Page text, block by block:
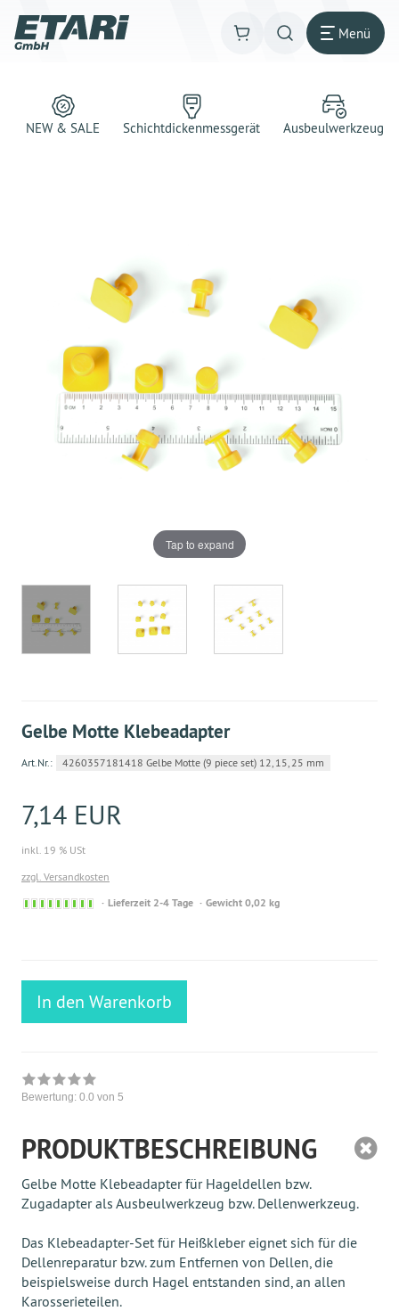
Menü
NEW & SALE Schichtdickenmessgerät Ausbeulwerkzeug
Tap to expand
Gelbe Motte Klebeadapter
Art.Nr.: 4260357181418 Gelbe Motte (9 piece set) 12, 15, 25 mm
7,14 EUR
inkl. 19 % USt
zzgl. Versandkosten
Sofort
Lieferzeit 2-4 Tage Gewicht 0,02 kg
In den Warenkorb
Bewertung: 0.0 von 5
PRODUKTBESCHREIBUNG
Gelbe Motte Klebeadapter für Hageldellen bzw.
Zugadapter als Ausbeulwerkzeug bzw. Dellenwerkzeug.
Das Klebeadapter-Set für Heißkleber eignet sich für die
Dellenreparatur bzw. zum Entfernen von Dellen, die
beispielsweise durch Hagel entstanden sind, an allen
Karosserieteilen.